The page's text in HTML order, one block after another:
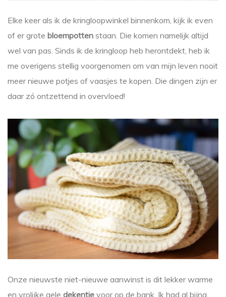
Elke keer als ik de kringloopwinkel binnenkom, kijk ik even
of er grote bloempotten staan. Die komen namelijk altijd
wel van pas. Sinds ik de kringloop heb herontdekt, heb ik
me overigens stellig voorgenomen om van mijn leven nooit
meer nieuwe potjes of vaasjes te kopen. Die dingen zijn er
daar zó ontzettend in overvloed!
Onze nieuwste niet-nieuwe aanwinst is dit lekker warme
en vrolijke gele dekentje voor op de bank. Ik had al bijna